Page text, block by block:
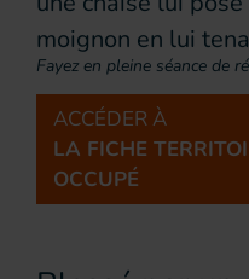
Fayez en pleine séance de
ACCÉDER À
LA FICHE
OCCUPÉ